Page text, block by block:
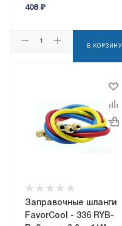
408₽
В КОРЗИНУ
Заправочные шланги
FavorCool - 336 RYB-